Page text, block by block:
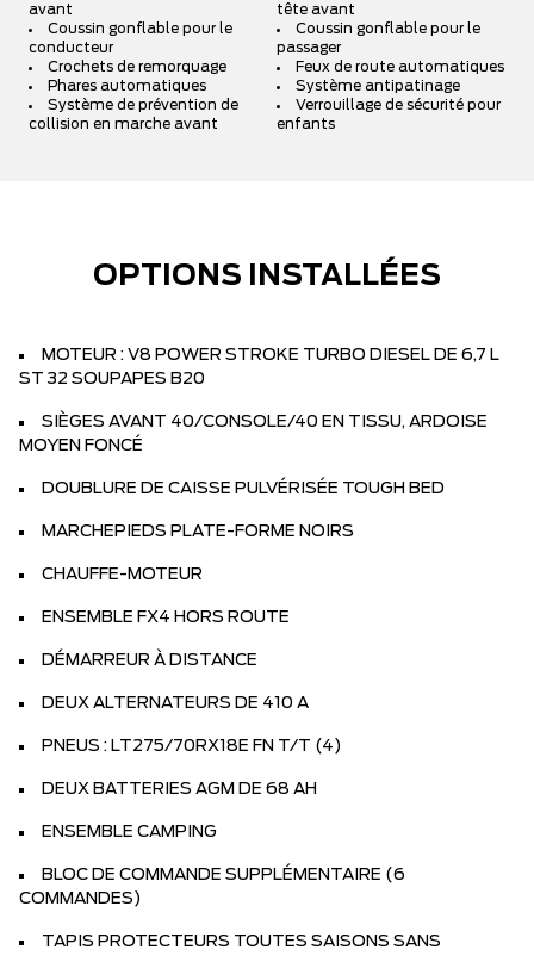
avant
tête avant
Coussin gonflable pour le
conducteur
Coussin gonflable pour le
passager
Crochets de remorquage
Feux de route automatiques
Phares automatiques
Système antipatinage
Système de prévention de
collision en marche avant
Verrouillage de sécurité pour
enfants
OPTIONS INSTALLÉES
MOTEUR : V8 POWER STROKE TURBO DIESEL DE 6,7 L
ST 32 SOUPAPES B20
SIÈGES AVANT 40/CONSOLE/40 EN TISSU, ARDOISE
MOYEN FONCÉ
DOUBLURE DE CAISSE PULVÉRISÉE TOUGH BED
MARCHEPIEDS PLATE-FORME NOIRS
CHAUFFE-MOTEUR
ENSEMBLE FX4 HORS ROUTE
DÉMARREUR À DISTANCE
DEUX ALTERNATEURS DE 410 A
PNEUS : LT275/70RX18E FN T/T (4)
DEUX BATTERIES AGM DE 68 AH
ENSEMBLE CAMPING
BLOC DE COMMANDE SUPPLÉMENTAIRE (6
COMMANDES)
TAPIS PROTECTEURS TOUTES SAISONS SANS